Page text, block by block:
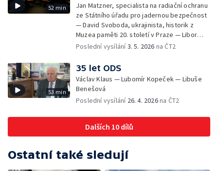
52 min
Jan Matzner, specialista na radiační ochranu
ze Státního úřadu pro jadernou bezpečnost
— David Svoboda, ukrajinista, historik z
Muzea paměti 20. století v Praze — Libor
Svoboda, historik z Ústavu pro studium
Poslední vysílání3. 5. 2026 na ČT2
53 min
35 let ODS
Václav Klaus — Lubomír Kopeček — Libuše
Benešová
Poslední vysílání 26. 4. 2026na ČT2
Dalších 10 dílů
Ostatní také sledují